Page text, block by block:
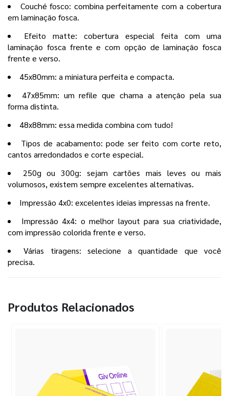
Couché fosco: combina perfeitamente com a cobertura
em laminação fosca.
Efeito matte: cobertura especial feita com uma
laminação fosca frente e com opção de laminação fosca
frente e verso.
45x80mm: a miniatura perfeita e compacta.
47x85mm: um refile que chama a atenção pela sua
forma distinta.
48x88mm: essa medida combina com tudo!
Tipos de acabamento: pode ser feito com corte reto,
cantos arredondados e corte especial.
250g ou 300g: sejam cartões mais leves ou mais
volumosos, existem sempre excelentes alternativas.
Impressão 4x0: excelentes ideias impressas na frente.
Impressão 4x4: o melhor layout para sua criatividade,
com impressão colorida frente e verso.
Várias tiragens: selecione a quantidade que você
precisa.
Produtos Relacionados